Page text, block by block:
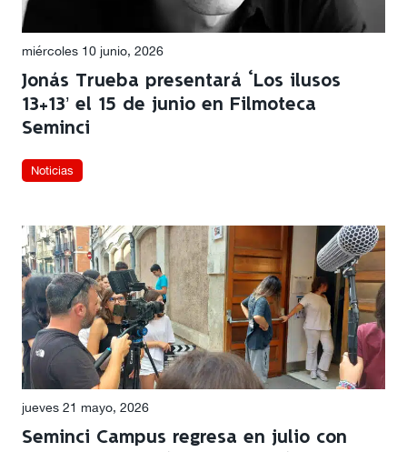
miércoles 10 junio, 2026
Jonás Trueba presentará ‘Los ilusos
13+13’ el 15 de junio en Filmoteca
Seminci
Noticias
jueves 21 mayo, 2026
Seminci Campus regresa en julio con